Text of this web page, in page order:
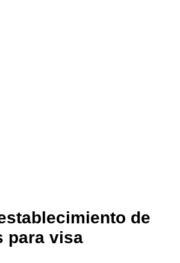
de
para visa